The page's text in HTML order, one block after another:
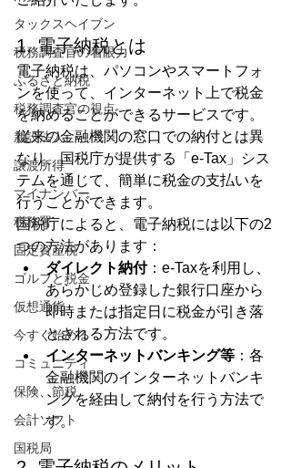
タックスヘイブン
税務調査官の着眼力
ふるさと納税
税務調査官の視点
新設法人
譲渡所得
マイナンバー
税務署
固定資産税
ゴルフと税金
仮想通貨
今すぐ始める
コミュニティ
保険、節税
会計ソフト
国税局
1. 電子納税とは
電子納税は、パソコンやスマートフォ
ンを使って、インターネット上で税金
を納めることができるサービスです。
従来の金融機関の窓口での納付とは異
なり、国税庁が提供する「e-Tax」シス
テムを通じて、簡単に税金の支払いを
行うことができます。
国税庁によると、電子納税には以下の2
つの方法があります：
ダイレクト納付：e-Taxを利用し、
あらかじめ登録した銀行口座から
即時または指定日に税金が引き落
とされる方法です。
インターネットバンキング等 ：各
金融機関のインターネットバンキ
ングを経由して納付を行う方法で
す。